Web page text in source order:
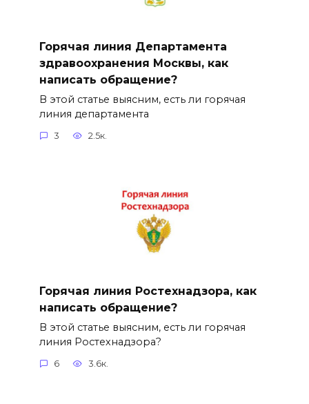
Горячая линия Департамента
здравоохранения Москвы, как
написать обращение?
В этой статье выясним, есть ли горячая
линия департамента
3 2.5к.
Горячая линия Ростехнадзора, как
написать обращение?
В этой статье выясним, есть ли горячая
линия Ростехнадзора?
6 3.6к.